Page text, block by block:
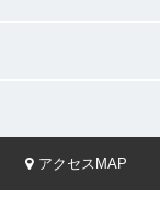
アクセスMAP